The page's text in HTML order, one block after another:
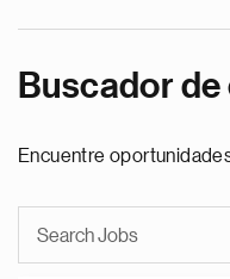
Buscador
Encuentre